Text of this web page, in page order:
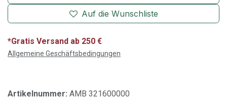
Auf die Wunschliste
*Gratis Versand ab 250 €
Allgemeine Geschäftsbedingungen
Artikelnummer: AMB 321600000